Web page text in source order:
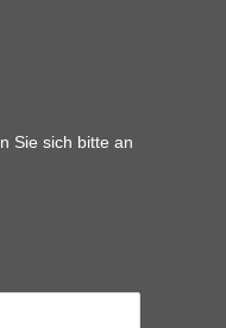
Sie sich bitte an